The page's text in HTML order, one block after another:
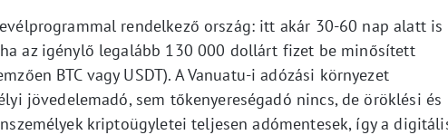
rendelkező ország: itt akár 30-60 nap alatt is
az igénylő legalább 130 000 dollárt fizet be minősített
BTC vagy USDT). A Vanuatu-i adózási környezet
jövedelemadó, sem tőkenyereségadó nincs, de öröklési és
kriptoügyletei teljesen adómentesek, így a